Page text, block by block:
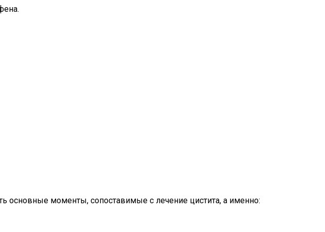
основные моменты, сопоставимые с лечение цистита, а именно: